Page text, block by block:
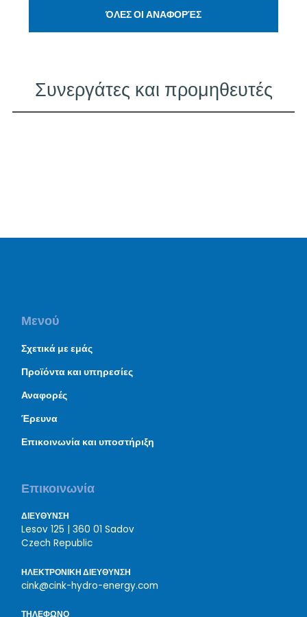
ΌΛΕΣ ΟΙ ΑΝΑΦΟΡΈΣ
Συνεργάτες και προμηθευτές
Μενού
Σχετικά με εμάς
Προϊόντα και υπηρεσίες
Αναφορές
Έρευνα
Επικοινωνία και υποστήριξη
Επικοινωνία
ΔΙΕΥΘΥΝΣΗ
Lesov 125 | 360 01 Sadov
Czech Republic
ΗΛΕΚΤΡΟΝΙΚΗ ΔΙΕΥΘΥΝΣΗ
cink@cink-hydro-energy.com
ΤΗΛΕΦΩΝΟ